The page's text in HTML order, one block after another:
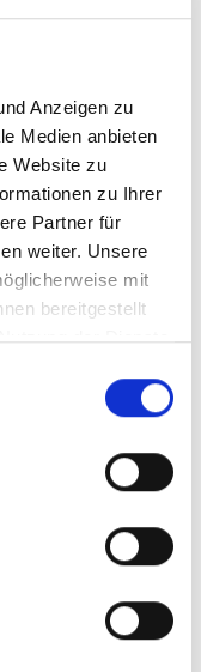
Anzeigen zu
Medien anbieten
Website zu
zu Ihrer
Partner für
weiter. Unsere
mit
bereitgestellt
der Dienste